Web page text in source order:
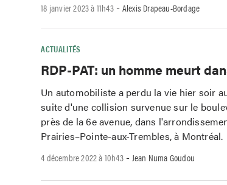
18 janvier 2023 à 11h43-Alexis Drapeau-Bordage
ACTUALITÉS
RDP-PAT: un homme meurt
Un automobiliste a perdu la vie hier soir
suite d'une collision survenue sur le
près de la 6e avenue, dans
Prairies–Pointe-aux-Trembles, à Montréal.
4 décembre 2022 à 10h43- Jean Numa Goudou